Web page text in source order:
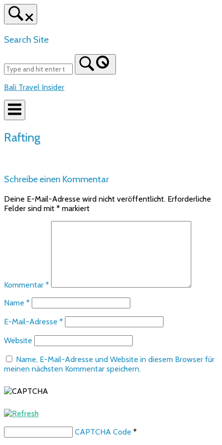
Skip
to
content
Search Site
Bali Travel Insider
Rafting
Schreibe einen Kommentar
Deine E-Mail-Adresse wird nicht veröffentlicht. Erforderliche
Felder sind mit * markiert
Kommentar *
Name *
E-Mail-Adresse *
Website
Name, E-Mail-Adresse und Website in diesem Browser für
meinen nächsten Kommentar speichern.
CAPTCHA Code *